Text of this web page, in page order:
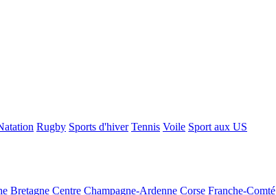
Rugby Sports d'hiver Tennis Voile Sport aux US
Bretagne Centre Champagne-Ardenne Corse Franche-Comté